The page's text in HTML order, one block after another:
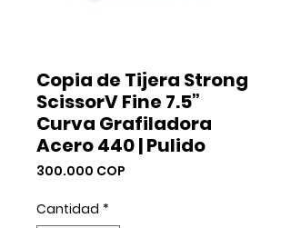
Copia de Tijera Strong
ScissorV Fine 7.5”
Curva Grafiladora
Acero 440 | Pulido
300.000 COP
Cantidad *